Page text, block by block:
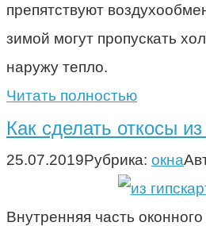
препятствуют
зимой могут пропускать
наружу тепло.
Читать полностью
Как сделать откосы
25.07.2019Рубрика: окна
Внутренняя часть